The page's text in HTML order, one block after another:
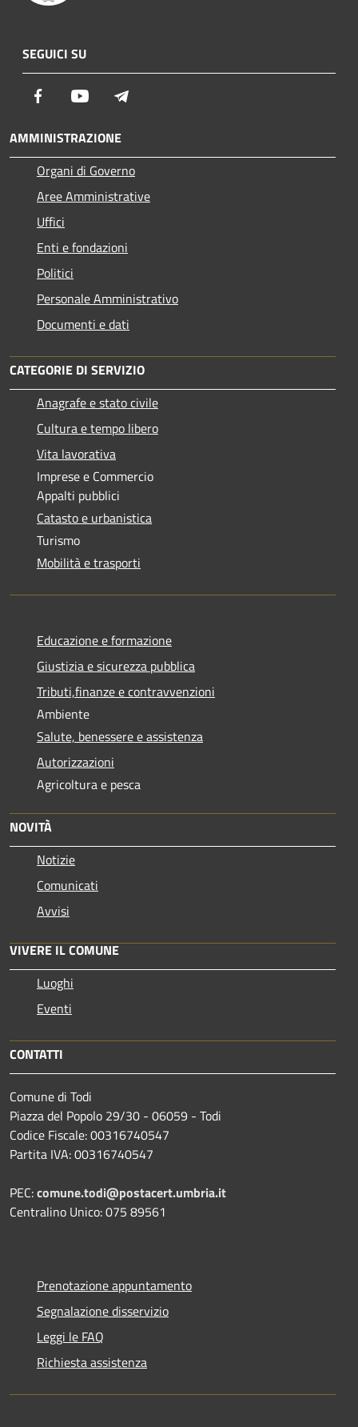
SEGUICI SU
Facebook Youtube
AMMINISTRAZIONE
Organi di Governo
Aree Amministrative
Uffici
Enti e fondazioni
Politici
Personale Amministrativo
Documenti e dati
CATEGORIE DI SERVIZIO
Anagrafe e stato civile
Cultura e tempo libero
Vita lavorativa
Imprese e Commercio
Appalti pubblici
Catasto e urbanistica
Turismo
Mobilità e trasporti
Educazione e formazione
Giustizia e sicurezza pubblica
Tributi,finanze e contravvenzioni
Ambiente
Salute, benessere e assistenza
Autorizzazioni
Agricoltura e pesca
NOVITÀ
Notizie
Comunicati
Avvisi
VIVERE IL COMUNE
Luoghi
Eventi
CONTATTI
Comune di Todi
Piazza del Popolo 29/30 - 06059 - Todi
Codice Fiscale: 00316740547
Partita IVA: 00316740547
PEC:comune.todi@postacert.umbria.it
Centralino Unico: 075 89561
Prenotazione appuntamento
Segnalazione disservizio
Leggi le FAQ
Richiesta assistenza